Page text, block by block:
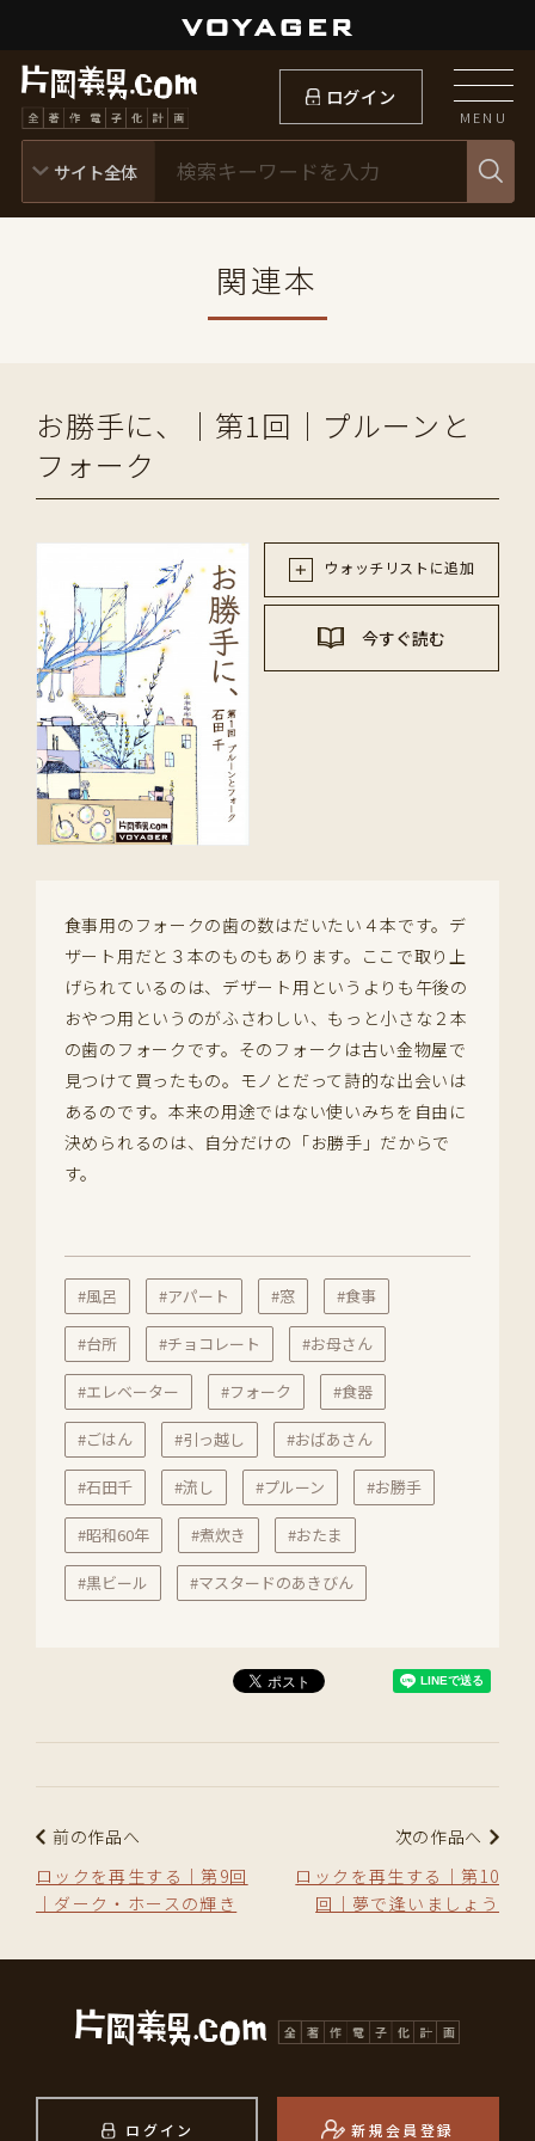
ログイン
MENU
関連本
お勝手に、｜第1回｜プルーンと
フォーク
ウォッチリストに追加
今すぐ読む
食事用のフォークの歯の数はだいたい４本です。デ
ザート用だと３本のものもあります。ここで取り上
げられているのは、デザート用というよりも午後の
おやつ用というのがふさわしい、もっと小さな２本
の歯のフォークです。そのフォークは古い金物屋で
見つけて買ったもの。モノとだって詩的な出会いは
あるのです。本来の用途ではない使いみちを自由に
決められるのは、自分だけの「お勝手」だからで
す。
#風呂 #アパート #窓 #食事
#台所 #チョコレート #お母さん
#エレベーター #フォーク #食器
#ごはん #引っ越し #おばあさん
#石田千 #流し #プルーン #お勝手
#昭和60年 #煮炊き #おたま
#黒ビール #マスタードのあきびん
前の作品へ
ロックを再生する｜第9回
｜ダーク・ホースの輝き
次の作品へ
ロックを再生する｜第10
回｜夢で逢いましょう
ログイン 新規会員登録